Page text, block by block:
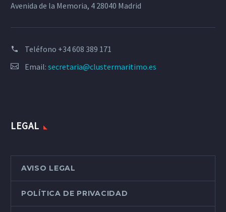
Avenida de la Memoria, 4 28040 Madrid
Teléfono +34 608 389 171
Email: secretaria@clustermaritimo.es
LEGAL
AVISO LEGAL
POLÍTICA DE PRIVACIDAD